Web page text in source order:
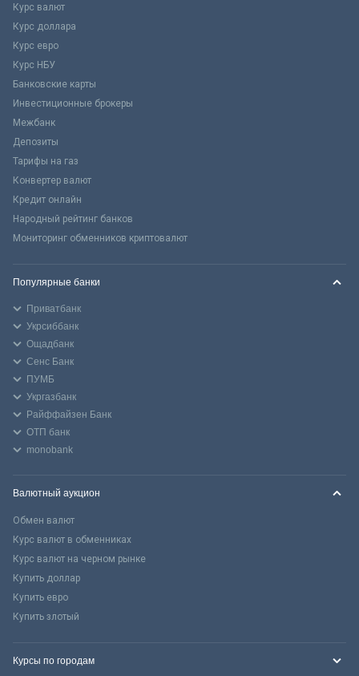
Курс валют
Курс доллара
Курс евро
Курс НБУ
Банковские карты
Инвестиционные брокеры
Межбанк
Депозиты
Тарифы на газ
Конвертер валют
Кредит онлайн
Народный рейтинг банков
Мониторинг обменников криптовалют
Популярные банки
Приватбанк
Укрсиббанк
Ощадбанк
Сенс Банк
ПУМБ
Укргазбанк
Райффайзен Банк
ОТП банк
monobank
Валютный аукцион
Обмен валют
Курс валют в обменниках
Курс валют на черном рынке
Купить доллар
Купить евро
Купить злотый
Курсы по городам